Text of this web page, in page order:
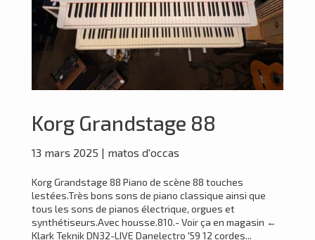
Korg Grandstage 88
13 mars 2025 | matos d'occas
Korg Grandstage 88 Piano de scène 88 touches
lestées.Très bons sons de piano classique ainsi que
tous les sons de pianos électrique, orgues et
synthétiseurs.Avec housse.810.- Voir ça en magasin ←
Klark Teknik DN32-LIVE Danelectro '59 12 cordes...